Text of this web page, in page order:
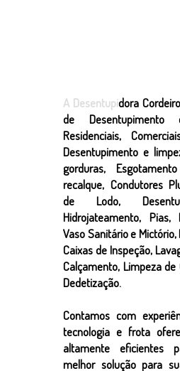
A Desentupidora
de Desentupimento
Residenciais,
Desentupimento e
gorduras,
recalque, Condutores
de Lodo,
Hidrojateamento, Pias,
Vaso Sanitário e Mictório,
Caixas de Inspeção,
Calçamento, Limpeza de
Dedetização.
Contamos com
tecnologia e frota
altamente eficientes
melhor solução para